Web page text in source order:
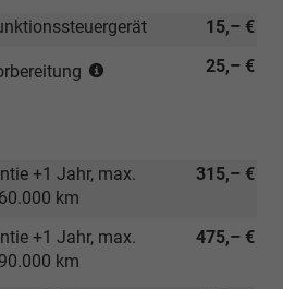
15,– €
25,– €
Vorbereitung
oder
315,– €
+1 Jahr, max.
km
475,– €
+1 Jahr, max.
km